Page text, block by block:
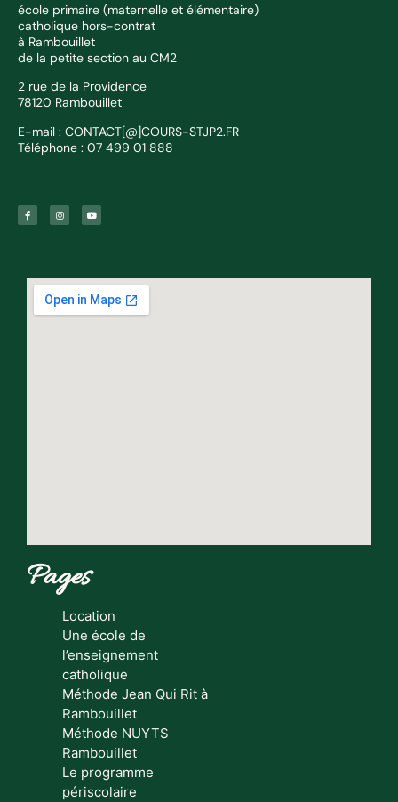
école primaire (maternelle et élémentaire)
catholique hors-contrat
à Rambouillet
de la petite section au CM2
2 rue de la Providence
78120 Rambouillet
E-mail : CONTACT[@]COURS-STJP2.FR
Téléphone : 07 499 01 888
Pages
Location
Une école de
l’enseignement
catholique
Méthode Jean Qui Rit à
Rambouillet
Méthode NUYTS
Rambouillet
Le programme
périscolaire